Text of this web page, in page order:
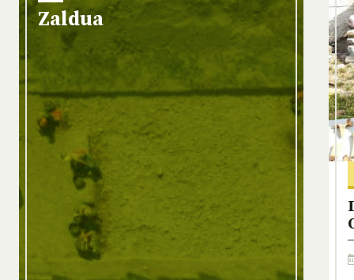
Zaldua